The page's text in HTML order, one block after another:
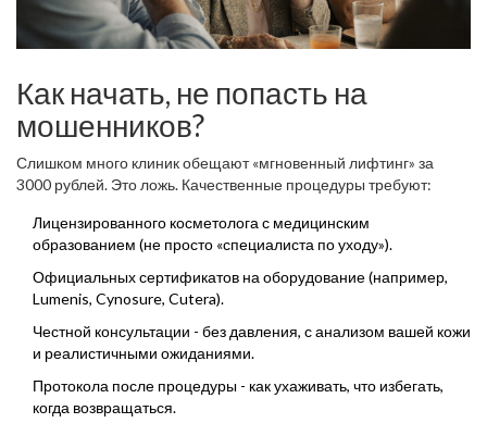
Как начать, не попасть на
мошенников?
Слишком много клиник обещают «мгновенный лифтинг» за
3000 рублей. Это ложь. Качественные процедуры требуют:
Лицензированного косметолога с медицинским
образованием (не просто «специалиста по уходу»).
Официальных сертификатов на оборудование (например,
Lumenis, Cynosure, Cutera).
Честной консультации - без давления, с анализом вашей кожи
и реалистичными ожиданиями.
Протокола после процедуры - как ухаживать, что избегать,
когда возвращаться.